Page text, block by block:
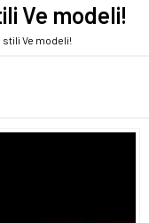
Ve modeli!
stili Ve modeli!